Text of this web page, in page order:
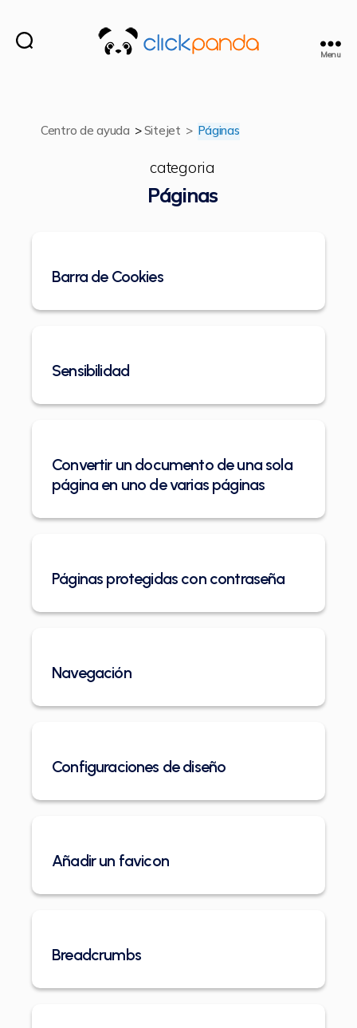
Menu
Centro de ayuda >Sitejet > Páginas
categoria
Páginas
Barra de Cookies
Sensibilidad
Convertir un documento de una sola
página en uno de varias páginas
Páginas protegidas con contraseña
Navegación
Configuraciones de diseño
Añadir un favicon
Breadcrumbs